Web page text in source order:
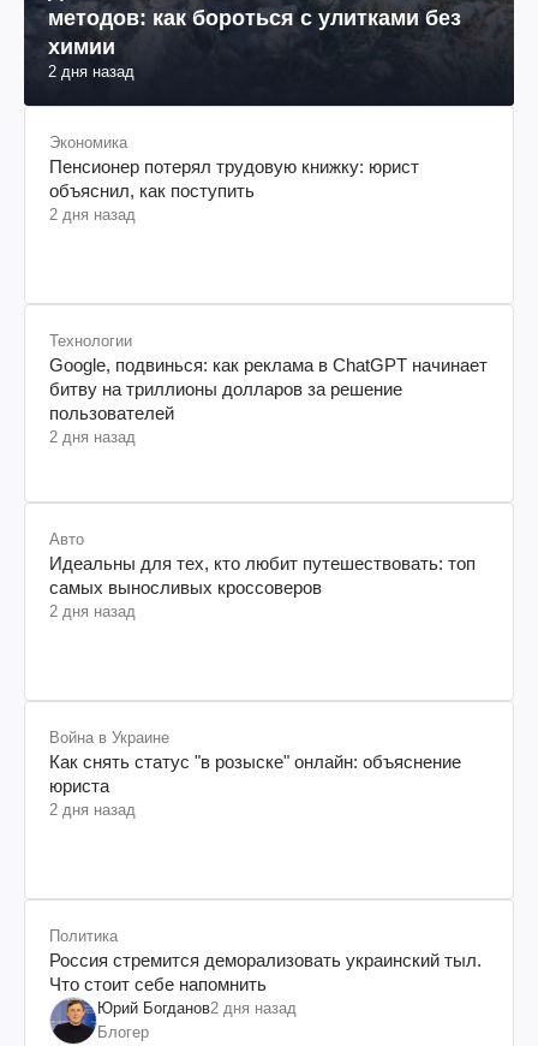
методов: как бороться с улитками без
химии
2 дня назад
Экономика
Пенсионер потерял трудовую книжку: юрист
объяснил, как поступить
2 дня назад
Технологии
Google, подвинься: как реклама в ChatGPT начинает
битву на триллионы долларов за решение
пользователей
2 дня назад
Авто
Идеальны для тех, кто любит путешествовать: топ
самых выносливых кроссоверов
2 дня назад
Война в Украине
Как снять статус "в розыске" онлайн: объяснение
юриста
2 дня назад
Политика
Россия стремится деморализовать украинский тыл.
Что стоит себе напомнить
Юрий Богданов2 дня назад
Блогер